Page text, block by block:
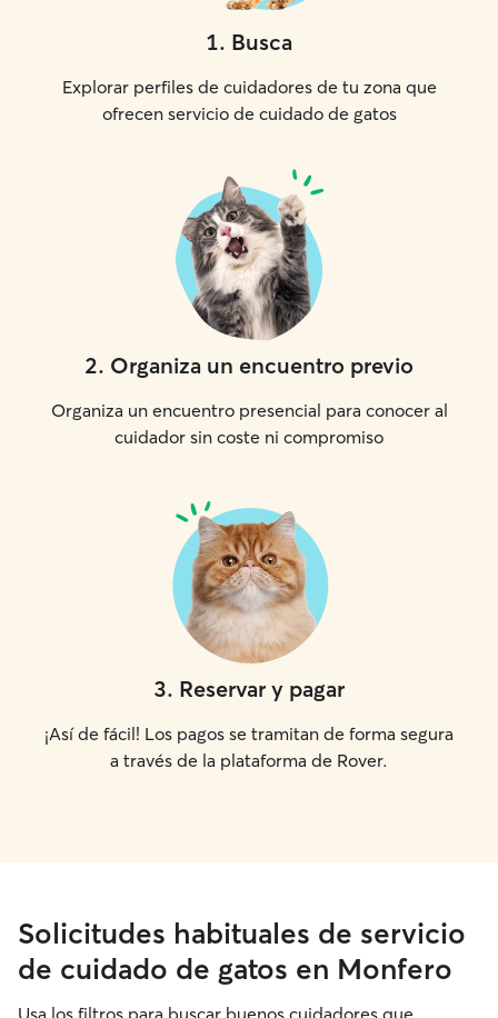
1. Busca
Explorar perfiles de cuidadores de tu zona que
ofrecen servicio de cuidado de gatos
2. Organiza un encuentro previo
Organiza un encuentro presencial para conocer al
cuidador sin coste ni compromiso
3. Reservar y pagar
¡Así de fácil! Los pagos se tramitan de forma segura
a través de la plataforma de Rover.
Solicitudes habituales de servicio
de cuidado de gatos en Monfero
Usa los filtros para buscar buenos cuidadores que